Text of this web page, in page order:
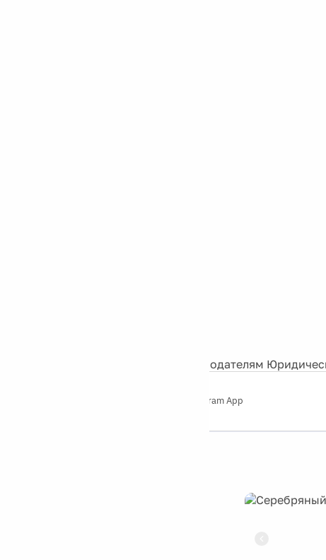
Рекламодателям
Telegram App